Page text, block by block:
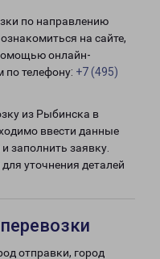
по направлению
на сайте,
онлайн-
по телефону: +7 (495)
из Рыбинска в
ввести данные
заполнить заявку.
уточнения деталей
отправки, город